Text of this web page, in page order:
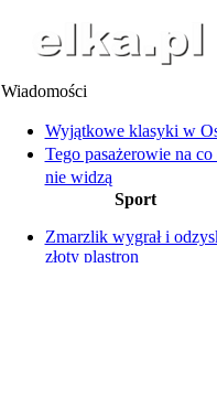
Wiadomości
Wyjątkowe klasyki w
Tego pasażerowie na co
nie widzą
Rajd Wiatraka rośnie w
Szczuckiego
Sport
Zmarzlik wygrał i
złoty plastron